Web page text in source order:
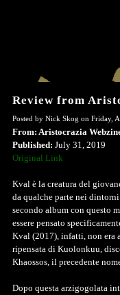
Review from
Posted by Nick Skog on Friday,
From: Aristocrazia
Published: July 31, 2019
Original Link
Kval è la creatura del
da qualche parte nei
secondo album con questo
essere pensato
Kval (2017), infatti, non era
ripensata di Kuolonkuu,
Khaossos, il precedente
Dopo questa arzigogolata